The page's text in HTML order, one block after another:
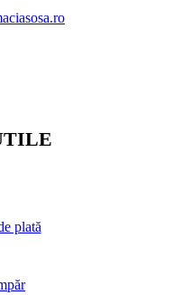
plată